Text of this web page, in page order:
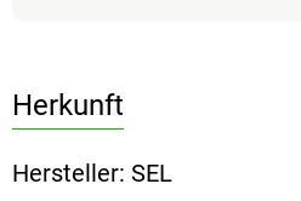
Herkunft
Hersteller: SEL